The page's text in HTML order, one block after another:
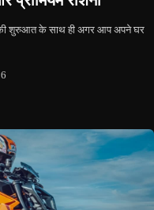
शुरुआत के साथ ही अगर आप अपने घर